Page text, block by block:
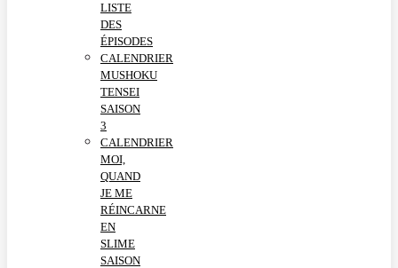
LISTE
DES
ÉPISODES
CALENDRIER
MUSHOKU
TENSEI
SAISON
3
CALENDRIER
MOI,
QUAND
JE ME
RÉINCARNE
EN
SLIME
SAISON